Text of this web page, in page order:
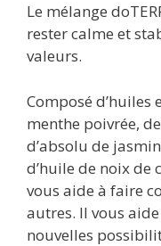
Le mélange
rester calme et
valeurs.
Composé d’huiles
menthe poivrée,
d’absolu de
d’huile de noix de
vous aide à faire
autres. Il vous
nouvelles